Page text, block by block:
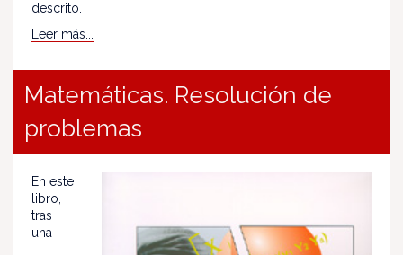
descrito.
Leer más...
Matemáticas. Resolución de
problemas
En este
libro,
tras
una